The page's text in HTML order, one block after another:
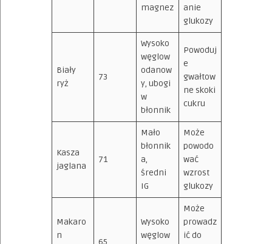
magnez
anie
glukozy
Biały
ryż
73
Wysoko
węglow
odanow
y, ubogi
w
błonnik
Powoduj
e
gwałtow
ne skoki
cukru
Kasza
jaglana
71
Mało
błonnik
a,
średni
IG
Może
powodo
wać
wzrost
glukozy
Makaro
n
65
Wysoko
węglow
Może
prowadz
ić do